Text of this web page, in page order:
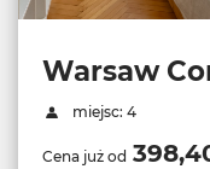
Warsaw
miejsc: 4
Cena już od